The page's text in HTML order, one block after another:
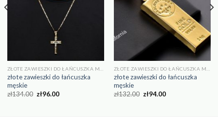
złote zawieszki do łańcuszka
męskie
zł134.00 zł96.00
złote zawieszki do łańcuszka
męskie
zł132.00 zł94.00